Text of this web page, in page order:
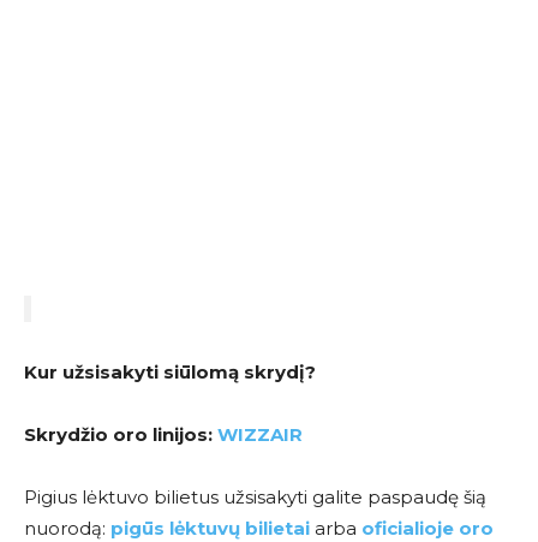
Kur užsisakyti siūlomą skrydį?
Skrydžio oro linijos: WIZZAIR
Pigius lėktuvo bilietus užsisakyti galite paspaudę šią
nuorodą: pigūs lėktuvų bilietai arba oficialioje oro